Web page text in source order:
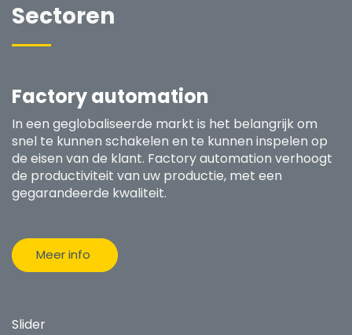
Sectoren
Factory automation
In een geglobaliseerde markt is het belangrijk om
snel te kunnen schakelen en te kunnen inspelen op
de eisen van de klant. Factory automation verhoogt
de productiviteit van uw productie, met een
gegarandeerde kwaliteit.
Meer info
Slider